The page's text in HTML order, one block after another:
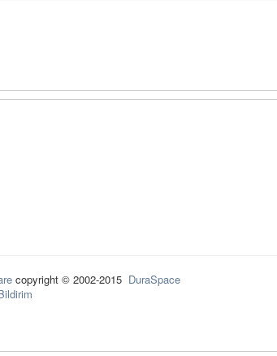
copyright © 2002-2015 DuraSpace